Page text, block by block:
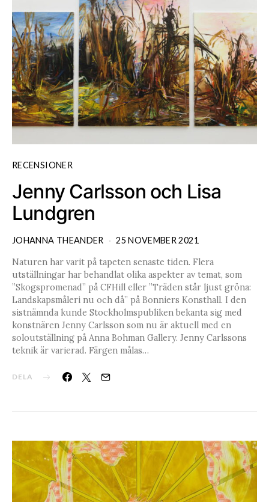
RECENSIONER
Jenny Carlsson och Lisa
Lundgren
JOHANNA THEANDER 25 NOVEMBER 2021
Naturen har varit på tapeten senaste tiden. Flera
utställningar har behandlat olika aspekter av temat, som
”Skogspromenad” på CFHill eller ”Träden står ljust gröna:
Landskapsmåleri nu och då” på Bonniers Konsthall. I den
sistnämnda kunde Stockholmspubliken bekanta sig med
konstnären Jenny Carlsson som nu är aktuell med en
soloutställning på Anna Bohman Gallery. Jenny Carlssons
teknik är varierad. Färgen målas…
DELA